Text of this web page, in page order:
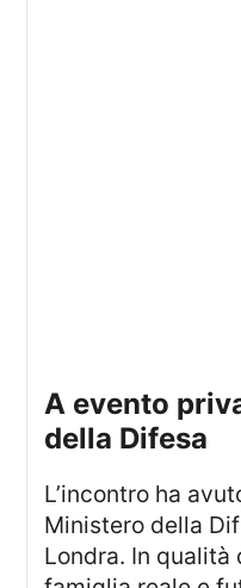
A evento privato al Ministero
della Difesa
L’incontro ha avuto luogo nella sede del
Ministero della
Londra. In qualità